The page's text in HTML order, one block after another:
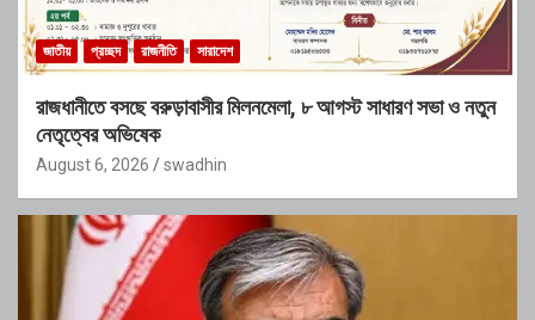
জাতীয় প্রচ্ছদ রাজনীতি সারাদেশ
রাজধানীতে বসছে বরুড়াবাসীর মিলনমেলা, ৮ আগস্ট সাধারণ সভা ও নতুন
নেতৃত্বের অভিষেক
August 6, 2026 swadhin